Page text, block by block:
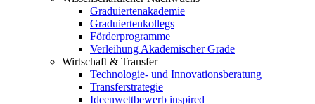
Graduiertenakademie
Graduiertenkollegs
Förderprogramme
Verleihung Akademischer Grade
Wirtschaft & Transfer
Technologie- und Innovationsberatung
Transferstrategie
Ideenwettbewerb inspired